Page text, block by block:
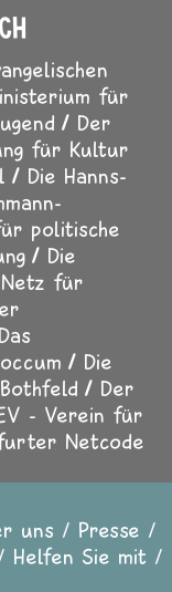
für
Der
für Kultur
Die Hanns-
politische
Die
Netz für
Das
Die
Der
- Verein für
Netcode
uns
Presse
Helfen Sie mit